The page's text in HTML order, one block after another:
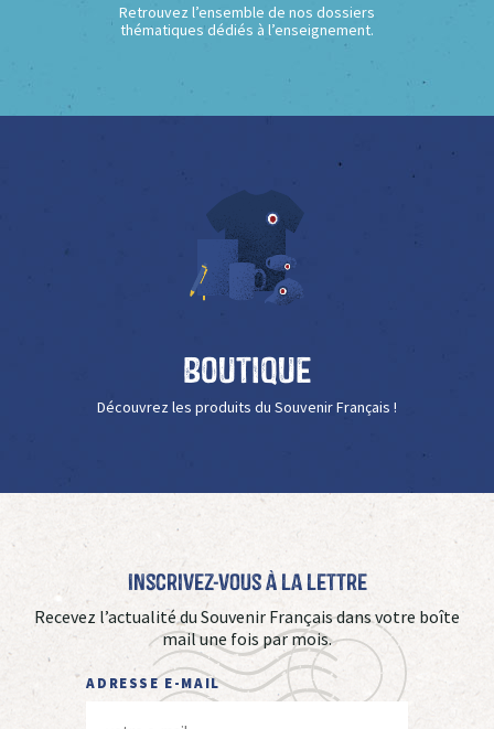
Retrouvez l’ensemble de nos dossiers
thématiques dédiés à l’enseignement.
Boutique
Découvrez les produits du Souvenir Français !
Inscrivez-vous à La Lettre
Recevez l’actualité du Souvenir Français dans votre boîte
mail une fois par mois.
ADRESSE E-MAIL